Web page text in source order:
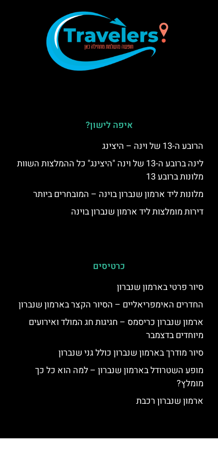
איפה לישון?
הרובע ה-13 של וינה – היצינג
לינה ברובע ה-13 של וינה "היצינג" כל ההמלצות השוות
מלונות ברובע 13
מלונות ליד ארמון שנברון בוינה – המובחרים ביותר
דירות מומלצות ליד ארמון שנברון בוינה
כרטיסים
סיור פרטי בארמון שנברון
החדרים האימפריאליים – הסיור הקצר בארמון שנברון
ארמון שנברון כריסמס – חגיגות חג המולד ואירועים
מיוחדים בדצמבר
סיור מודרך בארמון שנברון כולל גני שנברון
מופע השטרודל בארמון שנברון – למה הוא כל כך
מומלץ?
ארמון שנברון רכבת